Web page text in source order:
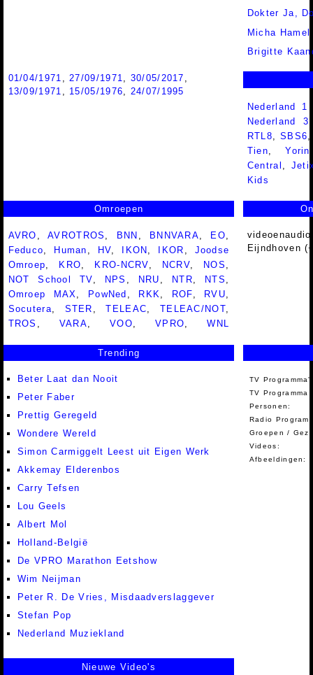
Dokter Ja,
Micha Hamel
Brigitte
01/04/1971 ,27/09/1971, 30/05/2017 ,
13/09/1971 , 15/05/1976, 24/07/1995
Nederland
Nederland
RTL8 ,SBS6
Tien ,Yorin
Central
Kids
Omroepen
AVRO ,AVROTROS , BNN , BNNVARA, EO,
Feduco, Human , HV, IKON , IKOR , Joodse
Omroep, KRO, KRO-NCRV, NCRV, NOS ,
NOT School TV, NPS , NRU , NTR, NTS ,
Omroep MAX, PowNed , RKK, ROF, RVU,
Socutera, STER ,TELEAC, TELEAC/NOT,
TROS , VARA,VOO,VPRO,WNL
Eijndhoven
Trending
Beter Laat dan Nooit
Peter Faber
Prettig Geregeld
Wondere Wereld
Simon Carmiggelt Leest uit Eigen Werk
Akkemay Elderenbos
Carry Tefsen
Lou Geels
Albert Mol
Holland-België
De VPRO Marathon Eetshow
Wim Neijman
Peter R. De Vries, Misdaadverslaggever
Stefan Pop
Nederland Muziekland
TV
TV Programma
Personen:
Radio
Groepen /
Videos:
Afbeeldingen:
Nieuwe Video's